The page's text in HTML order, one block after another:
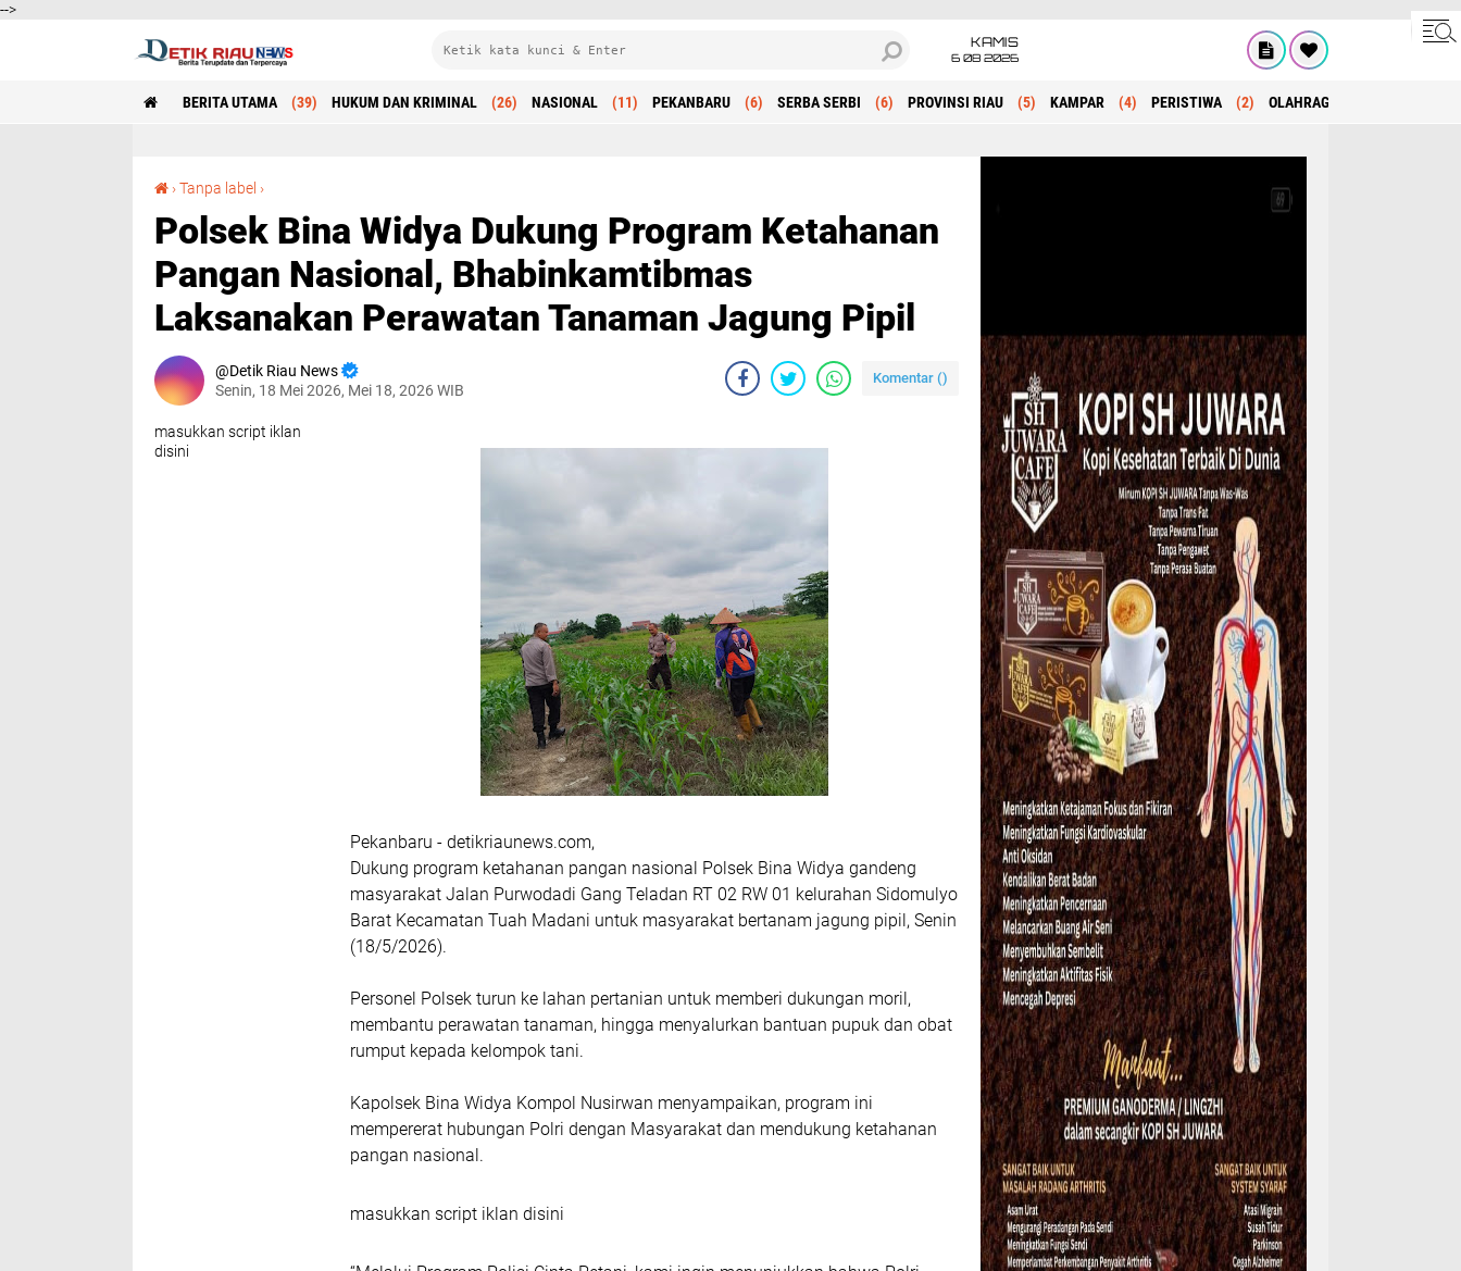
-->
KAMIS
6 08 2026
BERITA UTAMA (39) HUKUM DAN KRIMINAL (26) NASIONAL (11) PEKANBARU (6) SERBA SERBI (6) PROVINSI RIAU (5) KAMPAR (4) PERISTIWA (2) OLAHRAGA
›Tanpa label ›
Polsek Bina Widya Dukung Program Ketahanan
Pangan Nasional, Bhabinkamtibmas
Laksanakan Perawatan Tanaman Jagung Pipil
Detik Riau News
Senin, 18 Mei 2026, Mei 18, 2026 WIB
Komentar ()
masukkan script iklan
disini
Pekanbaru - detikriaunews.com,
Dukung program ketahanan pangan nasional Polsek Bina Widya gandeng
masyarakat Jalan Purwodadi Gang Teladan RT 02 RW 01 kelurahan Sidomulyo
Barat Kecamatan Tuah Madani untuk masyarakat bertanam jagung pipil, Senin
(18/5/2026).
Personel Polsek turun ke lahan pertanian untuk memberi dukungan moril,
membantu perawatan tanaman, hingga menyalurkan bantuan pupuk dan obat
rumput kepada kelompok tani.
Kapolsek Bina Widya Kompol Nusirwan menyampaikan, program ini
mempererat hubungan Polri dengan Masyarakat dan mendukung ketahanan
pangan nasional.
masukkan script iklan disini